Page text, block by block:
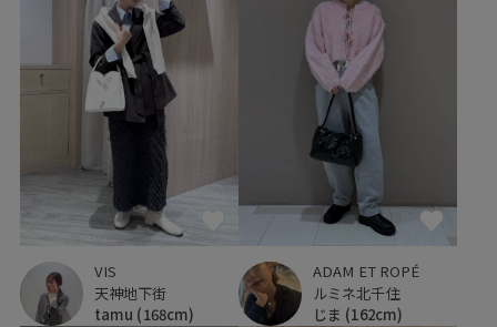
VIS
天神地下街
tamu (168cm)
ADAM ET ROPÉ
ルミネ北千住
じま (162cm)